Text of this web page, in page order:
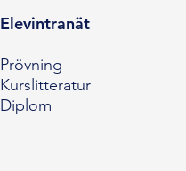
Elevintranät
Prövning
Kurslitteratur
Diplom